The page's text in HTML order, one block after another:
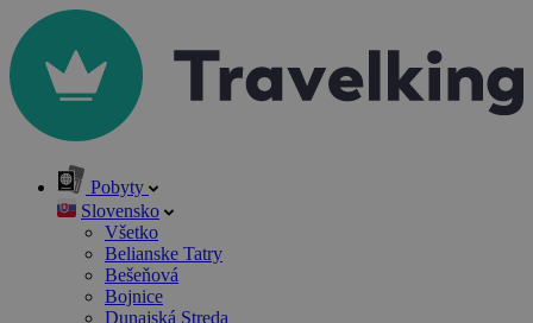
Pobyty
Slovensko
Všetko
Belianske Tatry
Bešeňová
Bojnice
Dunajská Streda